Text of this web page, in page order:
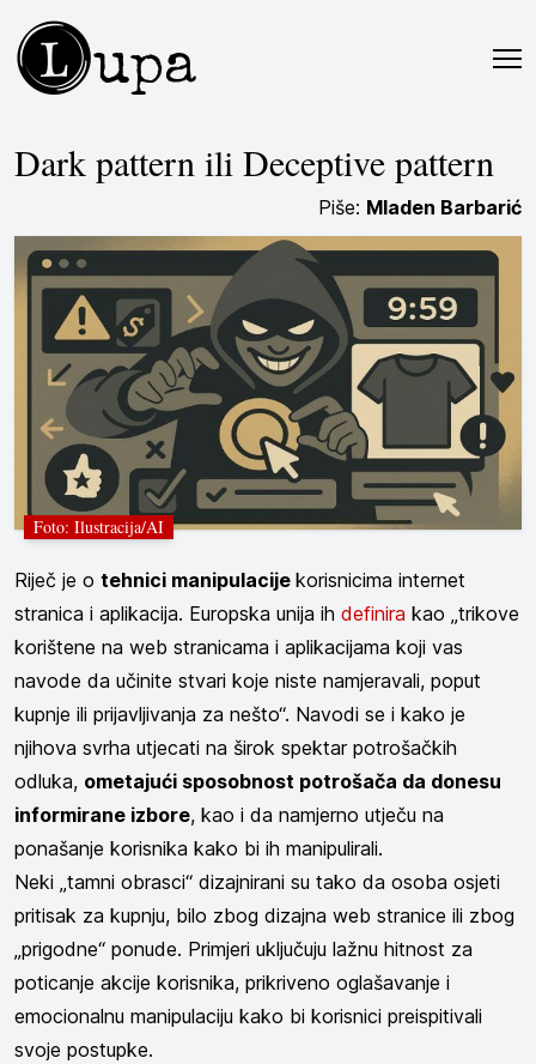
Lupa
Dark pattern ili Deceptive pattern
Piše: Mladen Barbarić
Foto: Ilustracija/AI
Riječ je o tehnici manipulacije korisnicima internet
stranica i aplikacija. Europska unija ih definira kao „trikove
korištene na web stranicama i aplikacijama koji vas
navode da učinite stvari koje niste namjeravali, poput
kupnje ili prijavljivanja za nešto“. Navodi se i kako je
njihova svrha utjecati na širok spektar potrošačkih
odluka, ometajući sposobnost potrošača da donesu
informirane izbore, kao i da namjerno utječu na
ponašanje korisnika kako bi ih manipulirali.
Neki „tamni obrasci“ dizajnirani su tako da osoba osjeti
pritisak za kupnju, bilo zbog dizajna web stranice ili zbog
„prigodne“ ponude. Primjeri uključuju lažnu hitnost za
poticanje akcije korisnika, prikriveno oglašavanje i
emocionalnu manipulaciju kako bi korisnici preispitivali
svoje postupke.